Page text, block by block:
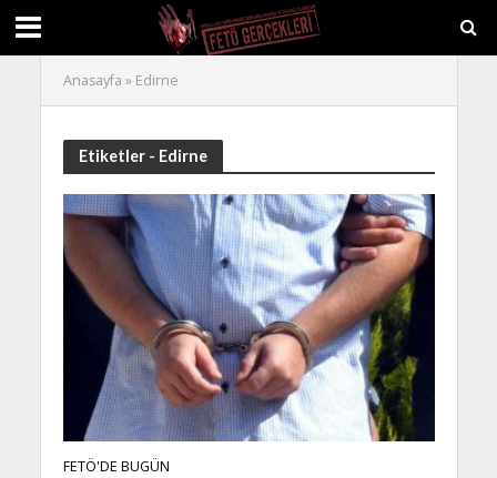
Anasayfa » Edirne
Etiketler - Edirne
FETÖ'DE BUGÜN